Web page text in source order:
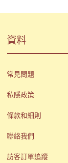
資料
常見問題
私隱政策
條款和細則
聯絡我們
訪客訂單追蹤